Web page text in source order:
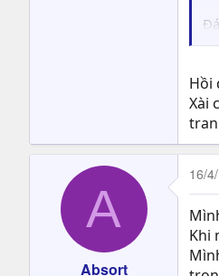
Hồi
Xài
A
Absort
16/
Khi